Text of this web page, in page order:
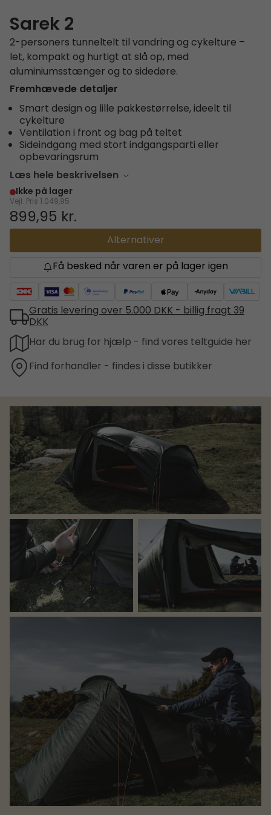
Sarek 2
2-personers tunneltelt til vandring og cykelture –
let, kompakt og hurtigt at slå op, med
aluminiumsstænger og to sidedøre.
Fremhævede detaljer
Smart design og lille pakkestørrelse, ideelt til
cykelture
Ventilation i front og bag på teltet
Sideindgang med stort indgangsparti eller
opbevaringsrum
Læs hele beskrivelsen
Ikke på lager
Vejl. Pris 1.049,95
899,95 kr.
Alternativer
Få besked når varen er på lager igen
Gratis levering over 5.000 DKK - billig fragt 39
DKK
Har du brug for hjælp - find vores teltguide her
Find forhandler - findes i disse butikker